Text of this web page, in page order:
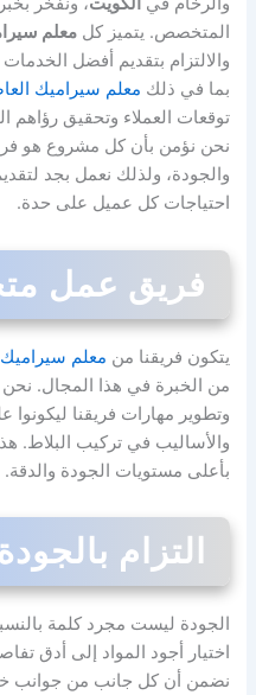
المتخصص. يتميز كلمعلم
والالتزام بتقديم أفضل
بما في ذلك معلم سيراميك
توقعات العملاء وتحقيق رؤاهم
نحن نؤمن بأن كل مشروع هو
والجودة، ولذلك نعمل بجد
احتياجات كل عميل على حدة.
فريق عمل
يتكون فريقنا من معلم سيراميك
من الخبرة في هذا المجال.
وتطوير مهارات فريقنا ليكونوا
والأساليب في تركيب البلاط.
بأعلى مستويات الجودة والدقة.
التزام
الجودة ليست مجرد كلمة
اختيار أجود المواد إلى أدق
نضمن أن كل جانب من جوانب